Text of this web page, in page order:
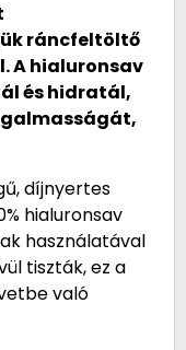
ráncfeltöltő
A hialuronsav
és hidratál,
díjnyertes
hialuronsav
használatával
tiszták, ez a
való